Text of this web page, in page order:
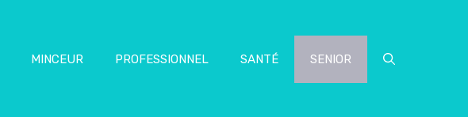
MINCEUR PROFESSIONNEL SANTÉ SENIOR